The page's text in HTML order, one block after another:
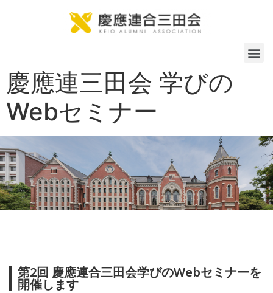
慶應連三田会 学びの
Webセミナー
第2回 慶應連合三田会学びのWebセミナーを
開催します